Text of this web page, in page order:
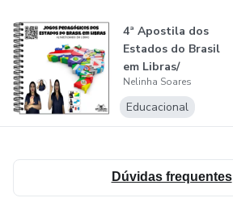
4ª Apostila dos
Estados do Brasil
em Libras/
ALFABETIZANDO
E...
Nelinha Soares
Educacional
Dúvidas frequentes